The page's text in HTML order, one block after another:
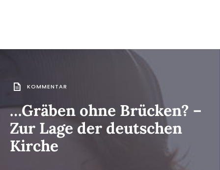
KOMMENTAR
…Gräben ohne Brücken? –
Zur Lage der deutschen
Kirche